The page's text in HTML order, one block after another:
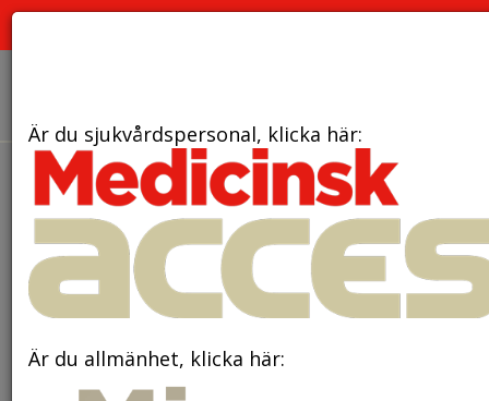
den 11 juni 2025
Svåra
barndomsupplevelser kan öka
risken för endometrios
Är du sjukvårdspersonal, klicka här:
Är du allmänhet, klicka här: